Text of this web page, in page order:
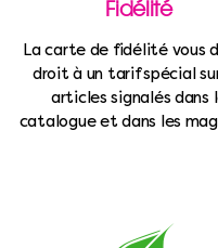
Fidélité
La carte de fidélité vous
droit à un tarif spécial
articles signalés dans
catalogue et dans les